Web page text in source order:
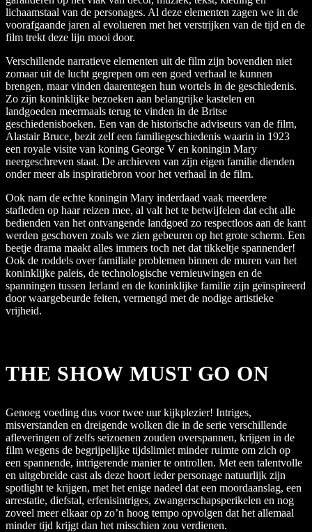
lichaamstaal van de personages. Al deze elementen zagen we in de
voorafgaande jaren al evolueren met het verstrijken van de tijd en de
film trekt deze lijn mooi door.
Verschillende narratieve elementen uit de film zijn bovendien niet
zomaar uit de lucht gegrepen om een goed verhaal te kunnen
brengen, maar vinden daarentegen hun wortels in de geschiedenis.
Zo zijn koninklijke bezoeken aan belangrijke kastelen en
landgoeden meermaals terug te vinden in de Britse
geschiedenisboeken. Een van de historische adviseurs van de film,
Alastair Bruce, bezit zelf een familiegeschiedenis waarin in 1923
een royale visite van koning George V en koningin Mary
neergeschreven staat. De archieven van zijn eigen familie dienden
onder meer als inspiratiebron voor het verhaal in de film.
Ook nam de echte koningin Mary inderdaad vaak meerdere
stafleden op haar reizen mee, al valt het te betwijfelen dat echt alle
bedienden van het ontvangende landgoed zo respectloos aan de kant
werden geschoven zoals we zien gebeuren op het grote scherm. Een
beetje drama maakt alles immers toch net dat tikkeltje spannender!
Ook de roddels over familiale problemen binnen de muren van het
koninklijke paleis, de technologische vernieuwingen en de
spanningen tussen Ierland en de koninklijke familie zijn geïnspireerd
door waargebeurde feiten, vermengd met de nodige artistieke
vrijheid.
THE SHOW MUST GO ON
Genoeg voeding dus voor twee uur kijkplezier! Intriges,
misverstanden en dreigende wolken die in de serie verschillende
afleveringen of zelfs seizoenen zouden overspannen, krijgen in de
film wegens de begrijpelijke tijdslimiet minder ruimte om zich op
een spannende, intrigerende manier te ontrollen. Met een talentvolle
en uitgebreide cast als deze hoort ieder personage natuurlijk zijn
spotlight te krijgen, met het enige nadeel dat een moordaanslag, een
arrestatie, diefstal, erfenisintriges, zwangerschapsperikelen en nog
zoveel meer elkaar op zo’n hoog tempo opvolgen dat het allemaal
minder tijd krijgt dan het misschien zou verdienen.